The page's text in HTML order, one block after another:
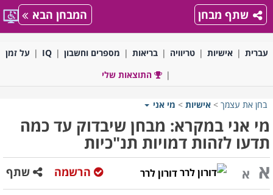
שתף מבחן המבחן הבא
עברית אישיות טריוויה בריאות מספרים וחשבון IQ
על זמן
התוצאות שלי
בחן את עצמך > אישיות > מי אני
מי אני במקרא: מבחן שיבדוק עד כמה
תדעו לזהות דמויות תנ"כיות
א א דורון לרר שתף הרשמה